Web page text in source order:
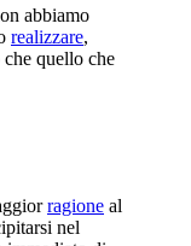
abbiamo
realizzare,
quello che
ragione al
nel